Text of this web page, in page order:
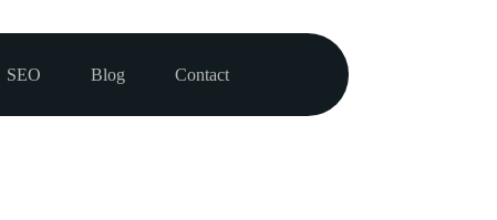
SEO Blog Contact